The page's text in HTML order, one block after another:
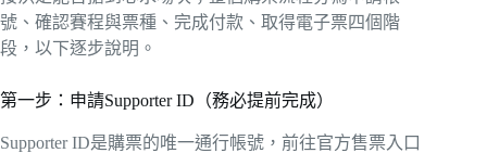
號、確認賽程與票種、完成付款、取得電子票四個階
段，以下逐步說明。
第一步：申請Supporter ID（務必提前完成）
Supporter ID是購票的唯一通行帳號，前往官方售票入口